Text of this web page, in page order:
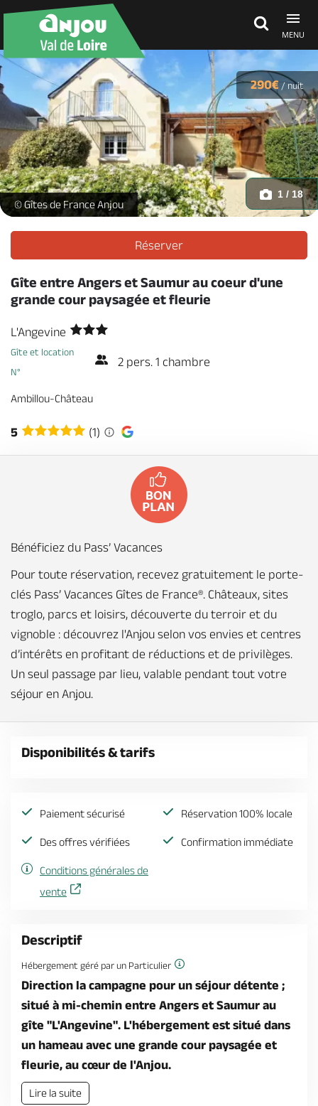
MENU
Découvrir
À voir, à faire
Agenda
Dormir, manger
Séjours, cadeaux
Billetterie en ligne
Brochures & Cartes Offices de tourisme
L'Angevine_1 -
© Gîtes de France Anjou
1 / 18
290€ / nuit
Réserver
Gîte entre Angers et Saumur au coeur d'une
grande cour paysagée et fleurie
L'Angevine
Gîte et location
N°
2 pers. 1 chambre
Ambillou-Château
5 (1)
Bénéficiez du Pass’ Vacances
Pour toute réservation, recevez gratuitement le porte-
clés Pass’ Vacances Gîtes de France®. Châteaux, sites
troglo, parcs et loisirs, découverte du terroir et du
vignoble : découvrez l'Anjou selon vos envies et centres
d’intérêts en profitant de réductions et de privilèges.
Un seul passage par lieu, valable pendant tout votre
séjour en Anjou.
Disponibilités & tarifs
Paiement sécurisé Réservation 100% locale
Des offres vérifiées Confirmation immédiate
Conditions générales de
vente
Descriptif
Hébergement géré par un Particulier
Direction la campagne pour un séjour détente ;
situé à mi-chemin entre Angers et Saumur au
gîte "L'Angevine". L'hébergement est situé dans
un hameau avec une grande cour paysagée et
fleurie, au cœur de l'Anjou.
Lire la suite